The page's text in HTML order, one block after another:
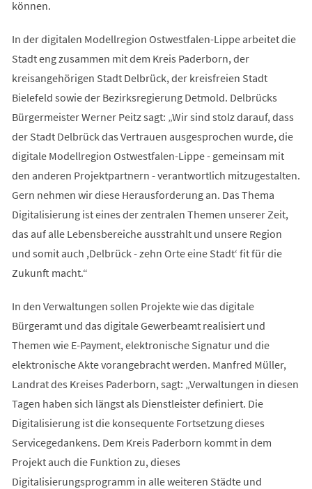
können.
In der digitalen Modellregion Ostwestfalen-Lippe arbeitet die
Stadt eng zusammen mit dem Kreis Paderborn, der
kreisangehörigen Stadt Delbrück, der kreisfreien Stadt
Bielefeld sowie der Bezirksregierung Detmold. Delbrücks
Bürgermeister Werner Peitz sagt: „Wir sind stolz darauf, dass
der Stadt Delbrück das Vertrauen ausgesprochen wurde, die
digitale Modellregion Ostwestfalen-Lippe - gemeinsam mit
den anderen Projektpartnern - verantwortlich mitzugestalten.
Gern nehmen wir diese Herausforderung an. Das Thema
Digitalisierung ist eines der zentralen Themen unserer Zeit,
das auf alle Lebensbereiche ausstrahlt und unsere Region
und somit auch ,Delbrück - zehn Orte eine Stadt‘ fit für die
Zukunft macht.“
In den Verwaltungen sollen Projekte wie das digitale
Bürgeramt und das digitale Gewerbeamt realisiert und
Themen wie E-Payment, elektronische Signatur und die
elektronische Akte vorangebracht werden. Manfred Müller,
Landrat des Kreises Paderborn, sagt: „Verwaltungen in diesen
Tagen haben sich längst als Dienstleister definiert. Die
Digitalisierung ist die konsequente Fortsetzung dieses
Servicegedankens. Dem Kreis Paderborn kommt in dem
Projekt auch die Funktion zu, dieses
Digitalisierungsprogramm in alle weiteren Städte und